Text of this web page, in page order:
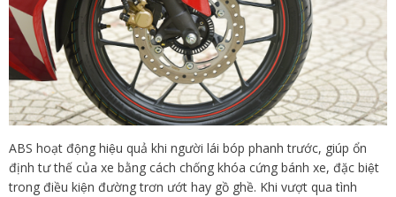
ABS hoạt động hiệu quả khi người lái bóp phanh trước, giúp ổn
định tư thế của xe bằng cách chống khóa cứng bánh xe, đặc biệt
trong điều kiện đường trơn ướt hay gồ ghề. Khi vượt qua tình